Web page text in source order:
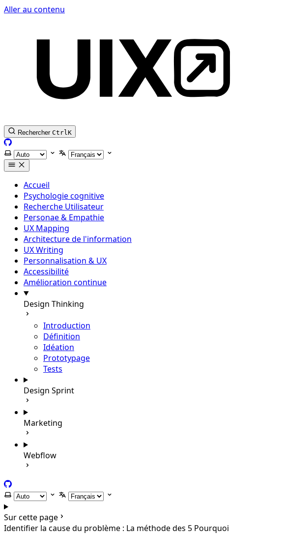
Aller au contenu
Rechercher CtrlK
GitHub
Selectionner le thèmeSelectionner la langue
Accueil
Psychologie cognitive
Recherche Utilisateur
Personae & Empathie
UX Mapping
Architecture de l'information
UX Writing
Personnalisation & UX
Accessibilité
Amélioration continue
Design Thinking
Introduction
Définition
Idéation
Prototypage
Tests
Design Sprint
Marketing
Webflow
GitHub
Selectionner le thèmeSelectionner la langue
Sur cette page
Identifier la cause du problème : La méthode des 5 Pourquoi